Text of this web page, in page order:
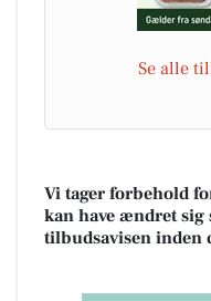
Se alle
Vi tager forbehold
kan have ændret sig
tilbudsavisen